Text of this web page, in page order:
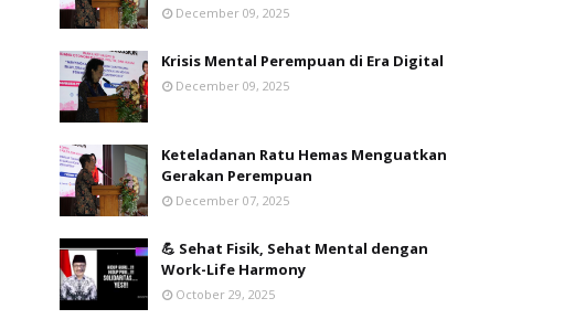
December 09, 2025
Krisis Mental Perempuan di Era Digital
December 09, 2025
Keteladanan Ratu Hemas Menguatkan
Gerakan Perempuan
December 07, 2025
💪 Sehat Fisik, Sehat Mental dengan
Work-Life Harmony
October 29, 2025